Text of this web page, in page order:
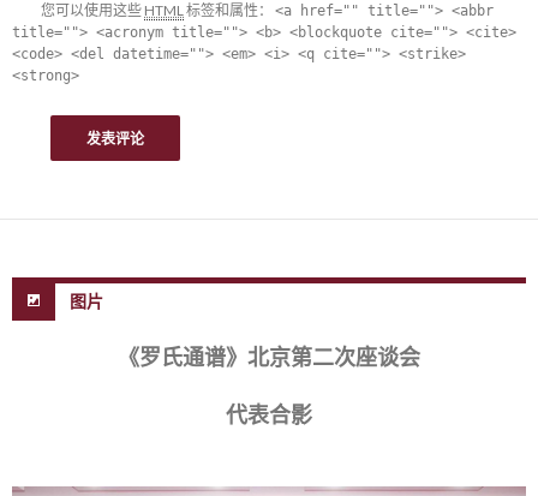
您可以使用这些 HTML标签和属性： <a href="" title=""> <abbr
title=""> <acronym title=""> <b> <blockquote cite=""> <cite>
<code> <del datetime=""> <em> <i> <q cite=""> <strike>
<strong>
图片
《罗氏通谱》北京第二次座谈会
代表合影